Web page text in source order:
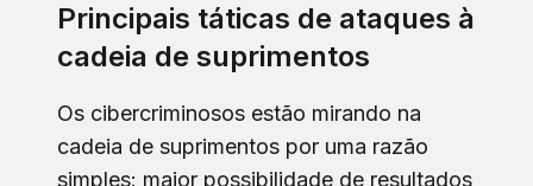
Principais táticas de ataques à
cadeia de suprimentos
Os cibercriminosos estão mirando na
cadeia de suprimentos por uma razão
simples: maior possibilidade de resultados